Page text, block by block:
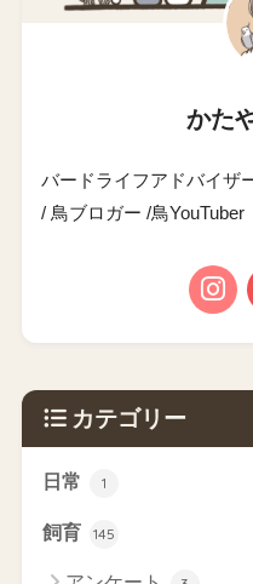
かた
バードライフアドバイザ
/ 鳥ブロガー /鳥YouTuber
カテゴリー
日常 1
飼育 145